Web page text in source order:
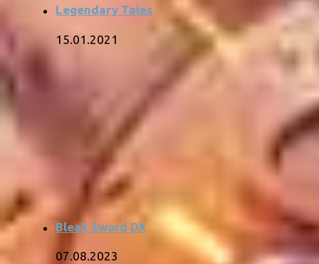
Legendary Tales
15.01.2021
Bleak Sword DX
07.08.2023